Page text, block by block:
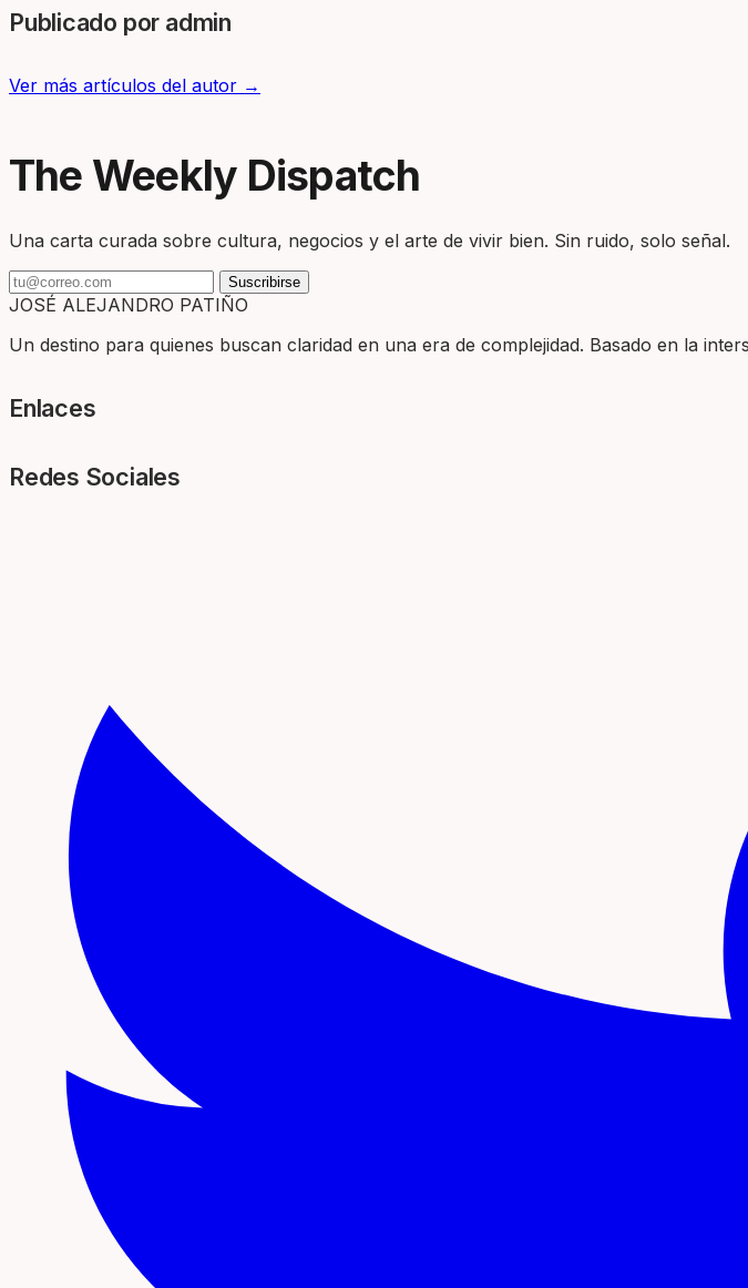
Publicado por admin
Ver más artículos del autor →
The Weekly Dispatch
Una carta curada sobre cultura, negocios y el arte de vivir bien. Sin ruido, solo señal.
Suscribirse
JOSÉ ALEJANDRO PATIÑO
Un destino para quienes buscan claridad en una era de complejidad. Basado en la
Enlaces
Redes Sociales